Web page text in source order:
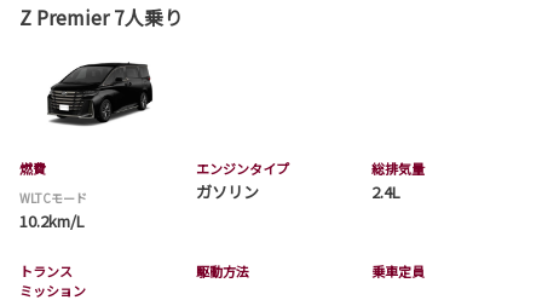
Z Premier 7人乗り
燃費
WLTCモード
10.2km/L
エンジンタイプ
ガソリン
総排気量
2.4L
トランス
ミッション
駆動方法 乗車定員